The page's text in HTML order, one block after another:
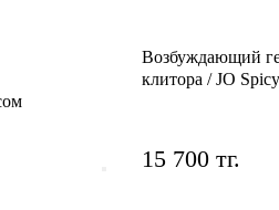
Возбуждающий
клитора / JO
15 700 тг.